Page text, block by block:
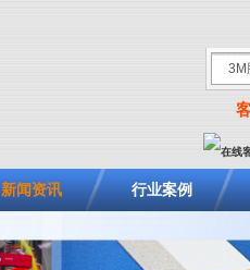
新闻资讯 行业案例